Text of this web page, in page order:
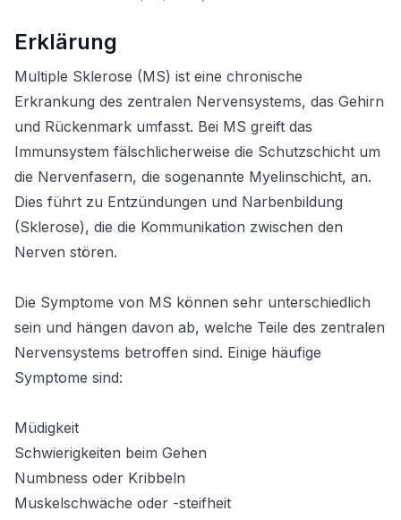
Erklärung
Multiple Sklerose (MS) ist eine chronische
Erkrankung des zentralen Nervensystems, das Gehirn
und Rückenmark umfasst. Bei MS greift das
Immunsystem fälschlicherweise die Schutzschicht um
die Nervenfasern, die sogenannte Myelinschicht, an.
Dies führt zu Entzündungen und Narbenbildung
(Sklerose), die die Kommunikation zwischen den
Nerven stören.
Die Symptome von MS können sehr unterschiedlich
sein und hängen davon ab, welche Teile des zentralen
Nervensystems betroffen sind. Einige häufige
Symptome sind:
Müdigkeit
Schwierigkeiten beim Gehen
Numbness oder Kribbeln
Muskelschwäche oder -steifheit